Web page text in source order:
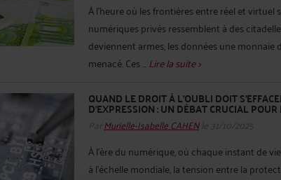
À l’heure où les frontières entre réel et virtuel
numériques privés ressemblent à des
deviennent armes, les données une monnaie
menacé. Ces ...Lire la suite >
QUAND LE DROIT À L’OUBLI DOIT
D’EXPRESSION : UN DÉBAT CRUCIAL
Par Murielle-Isabelle CAHENle 31/10/2025
À l’ère du numérique, où chaque instant de
à l’échelle mondiale, la tension entre la